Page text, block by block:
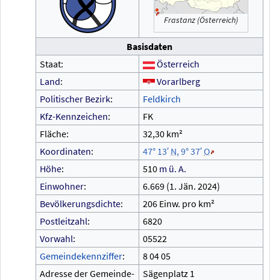
Frastanz (Österreich)
Basisdaten
Staat:
Österreich
Land:
Vorarlberg
Politischer Bezirk:
Feldkirch
Kfz-Kennzeichen:
FK
Fläche:
32,30 km²
Koordinaten: 47° 13′ N,9°37′O
Höhe: 510 m ü. A.
Einwohner: 6.669 (1. Jän. 2024)
Bevölkerungsdichte:
206 Einw. pro km²
Postleitzahl:
6820
Vorwahl:
05522
Gemeindekennziffer: 80405
Adresse der Gemeinde-
Sägenplatz 1